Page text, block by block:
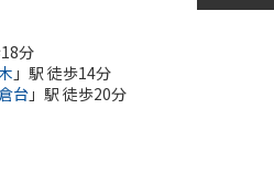
分
」駅 徒歩14分
台 」駅 徒歩20分